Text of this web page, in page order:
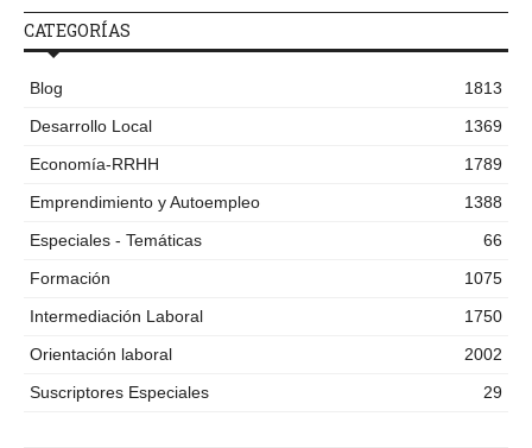
CATEGORÍAS
Blog
1813
Desarrollo Local
1369
Economía-RRHH
1789
Emprendimiento y Autoempleo
1388
Especiales - Temáticas
66
Formación
1075
Intermediación Laboral
1750
Orientación laboral
2002
Suscriptores Especiales
29